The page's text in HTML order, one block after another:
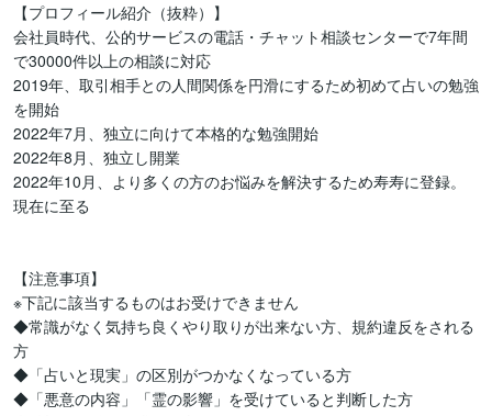
【プロフィール紹介（抜粋）】
会社員時代、公的サービスの電話・チャット相談センターで7年間
で30000件以上の相談に対応
2019年、取引相手との人間関係を円滑にするため初めて占いの勉強
を開始
2022年7月、独立に向けて本格的な勉強開始
2022年8月、独立し開業
2022年10月、より多くの方のお悩みを解決するため寿寿に登録。
現在に至る
【注意事項】
※下記に該当するものはお受けできません
◆常識がなく気持ち良くやり取りが出来ない方、規約違反をされる
方
◆「占いと現実」の区別がつかなくなっている方
◆「悪意の内容」「霊の影響」を受けていると判断した方